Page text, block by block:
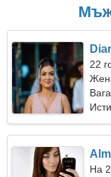
22
На